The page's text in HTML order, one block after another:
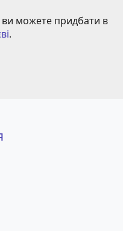
ви можете придбати в
.